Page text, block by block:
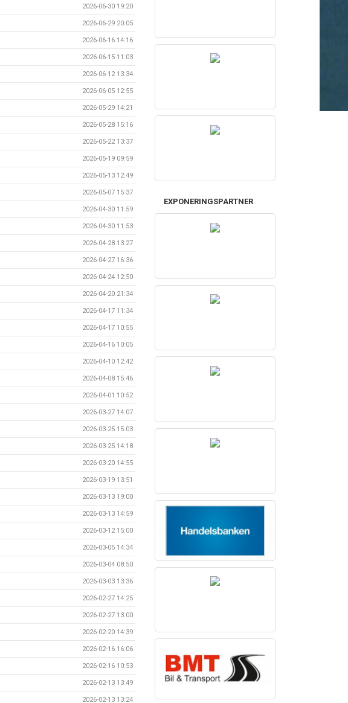
2026-06-30 19:20
2026-06-29 20:05
2026-06-16 14:16
2026-06-15 11:03
2026-06-12 13:34
2026-06-05 12:55
2026-05-29 14:21
2026-05-28 15:16
2026-05-22 13:37
2026-05-19 09:59
2026-05-13 12:49
2026-05-07 15:37
2026-04-30 11:59
2026-04-30 11:53
2026-04-28 13:27
2026-04-27 16:36
2026-04-24 12:50
2026-04-20 21:34
2026-04-17 11:34
2026-04-17 10:55
2026-04-16 10:05
2026-04-10 12:42
2026-04-08 15:46
2026-04-01 10:52
2026-03-27 14:07
2026-03-25 15:03
2026-03-25 14:18
2026-03-20 14:55
2026-03-19 13:51
2026-03-13 19:00
2026-03-13 14:59
2026-03-12 15:00
2026-03-05 14:34
2026-03-04 08:50
2026-03-03 13:36
2026-02-27 14:25
2026-02-27 13:00
2026-02-20 14:39
2026-02-16 16:06
2026-02-16 10:53
2026-02-13 13:49
2026-02-13 13:24
EXPONERINGSPARTNER